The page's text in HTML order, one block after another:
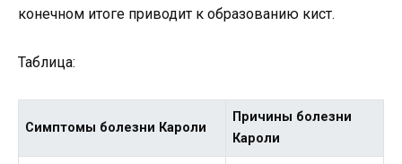
конечном итоге приводит к образованию кист.
Таблица:
Симптомы болезни Кароли
Причины болезни
Кароли